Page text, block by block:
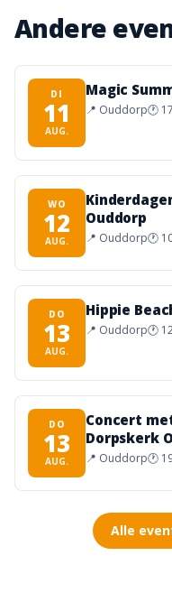
Andere
DI
11
AUG.
Magic
📍 Ouddorp🕐
WO
12
AUG.
Ouddorp
📍 Ouddorp🕐
DO
13
AUG.
Hippie
📍 Ouddorp🕐
DO
13
AUG.
Concert
Dorpskerk
📍 Ouddorp🕐
Alle